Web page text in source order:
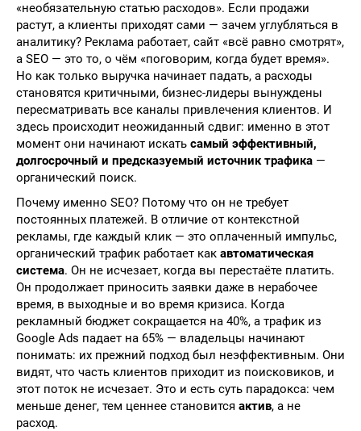
«необязательную статью расходов». Если продажи
растут, а клиенты приходят сами — зачем углубляться в
аналитику? Реклама работает, сайт «всё равно смотрят»,
а SEO — это то, о чём «поговорим, когда будет время».
Но как только выручка начинает падать, а расходы
становятся критичными, бизнес-лидеры вынуждены
пересматривать все каналы привлечения клиентов. И
здесь происходит неожиданный сдвиг: именно в этот
момент они начинают искать самый эффективный,
долгосрочный и предсказуемый источник трафика —
органический поиск.
Почему именно SEO? Потому что он не требует
постоянных платежей. В отличие от контекстной
рекламы, где каждый клик — это оплаченный импульс,
органический трафик работает как автоматическая
система. Он не исчезает, когда вы перестаёте платить.
Он продолжает приносить заявки даже в нерабочее
время, в выходные и во время кризиса. Когда
рекламный бюджет сокращается на 40%, а трафик из
Google Ads падает на 65% — владельцы начинают
понимать: их прежний подход был неэффективным. Они
видят, что часть клиентов приходит из поисковиков, и
этот поток не исчезает. Это и есть суть парадокса: чем
меньше денег, тем ценнее становится актив, а не
расход.